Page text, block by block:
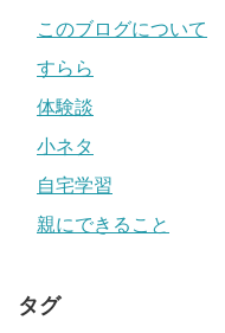
このブログについて
すらら
体験談
小ネタ
自宅学習
親にできること
タグ